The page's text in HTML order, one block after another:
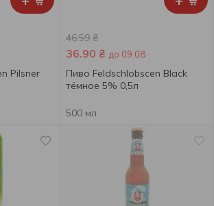
Pilsner
46.59 ₴
36.90 ₴ до 09.08
Пиво Feldschlobscen Black
тёмное 5% 0,5л
500 мл